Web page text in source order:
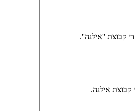
קבוצת ''אילנה''.
אילנה.